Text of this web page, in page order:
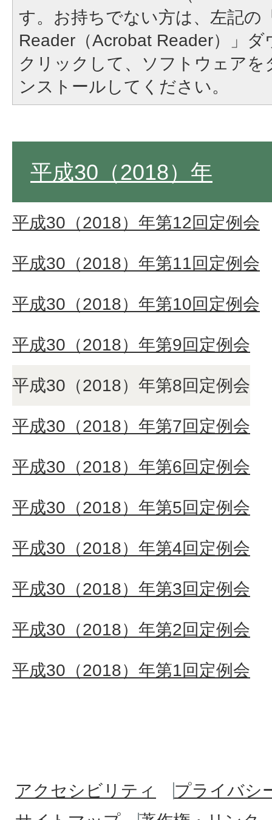
す。お持ちでない方は、左記の
Reader（Acrobat Reader）」
クリックして、ソフトウェア
ンストールしてください。
平成30（2018）年
平成30（2018）年第12回定例会
平成30（2018）年第11回定例会
平成30（2018）年第10回定例会
平成30（2018）年第9回定例会
平成30（2018）年第8回定例会
平成30（2018）年第7回定例会
平成30（2018）年第6回定例会
平成30（2018）年第5回定例会
平成30（2018）年第4回定例会
平成30（2018）年第3回定例会
平成30（2018）年第2回定例会
平成30（2018）年第1回定例会
アクセシビリティ
プライバシ